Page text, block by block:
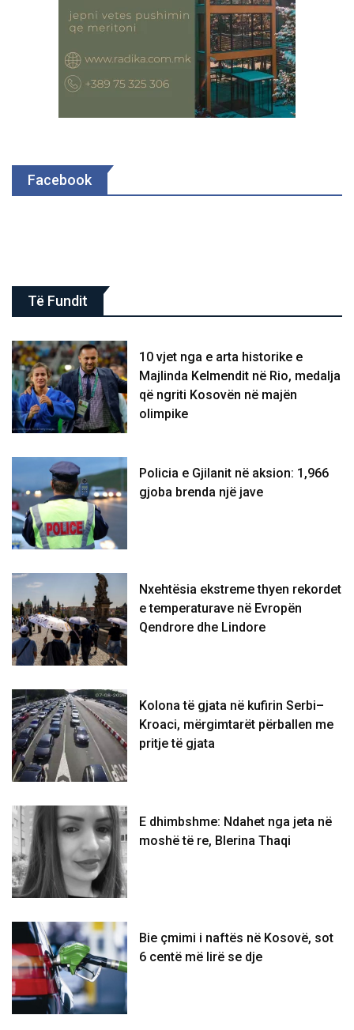
Facebook
Të Fundit
10 vjet nga e arta historike e
Majlinda Kelmendit në Rio, medalja
që ngriti Kosovën në majën
olimpike
Policia e Gjilanit në aksion: 1,966
gjoba brenda një jave
Nxehtësia ekstreme thyen rekordet
e temperaturave në Evropën
Qendrore dhe Lindore
Kolona të gjata në kufirin Serbi–
Kroaci, mërgimtarët përballen me
pritje të gjata
E dhimbshme: Ndahet nga jeta në
moshë të re, Blerina Thaqi
Bie çmimi i naftës në Kosovë, sot
6 centë më lirë se dje